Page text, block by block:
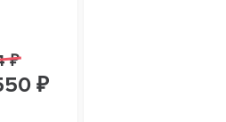
₽
₽